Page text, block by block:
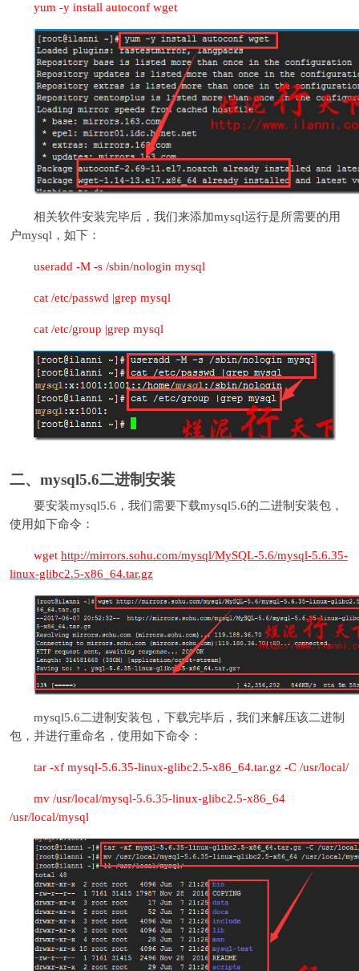
yum -y install autoconf wget
相关软件安装完毕后，我们来添加mysql运行是所需要的用
户mysql，如下：
useradd -M -s /sbin/nologin mysql
cat /etc/passwd |grep mysql
cat /etc/group |grep mysql
二、mysql5.6二进制安装
要安装mysql5.6，我们需要下载mysql5.6的二进制安装包，
使用如下命令：
wget http://mirrors.sohu.com/mysql/MySQL-5.6/mysql-5.6.35-
linux-glibc2.5-x86_64.tar.gz
mysql5.6二进制安装包，下载完毕后，我们来解压该二进制
包，并进行重命名，使用如下命令：
tar -xf mysql-5.6.35-linux-glibc2.5-x86_64.tar.gz -C /usr/local/
mv /usr/local/mysql-5.6.35-linux-glibc2.5-x86_64
/usr/local/mysql